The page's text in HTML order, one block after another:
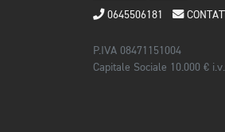
0645506181
P.IVA 08471151004
Capitale Sociale 10.000 €